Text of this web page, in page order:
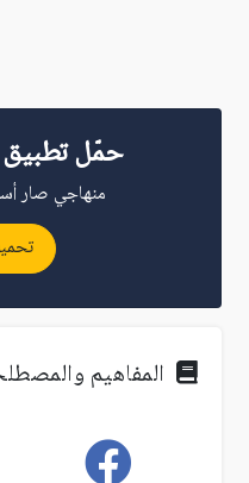
حمّل تطبيق
منهاجي صار
المفاهيم